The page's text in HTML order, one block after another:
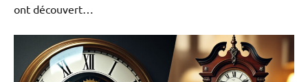
ont découvert…